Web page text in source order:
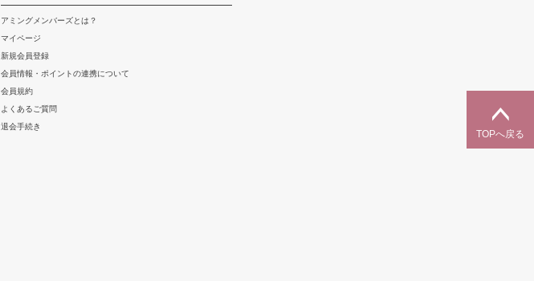
TOPへ戻る
アミングメンバーズとは？
マイページ
新規会員登録
会員情報・ポイントの連携について
会員規約
よくあるご質問
退会手続き